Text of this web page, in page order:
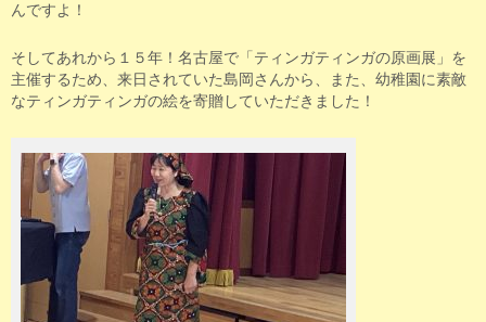
んですよ！
そしてあれから１５年！名古屋で「ティンガティンガの原画展」を
主催するため、来日されていた島岡さんから、また、幼稚園に素敵
なティンガティンガの絵を寄贈していただきました！